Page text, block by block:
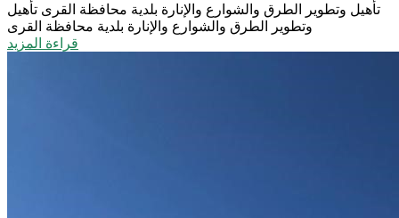
تأهيل وتطوير الطرق والشوارع والإنارة بلدية محافظة القرى تأهيل
وتطوير الطرق والشوارع والإنارة بلدية محافظة القرى
قراءة المزيد